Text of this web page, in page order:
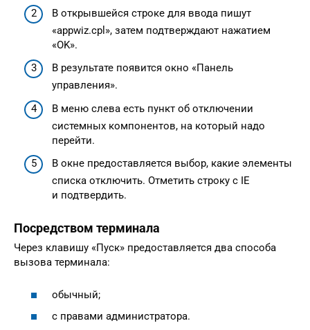
В открывшейся строке для ввода пишут
«appwiz.cpl», затем подтверждают нажатием
«OK».
В результате появится окно «Панель
управления».
В меню слева есть пункт об отключении
системных компонентов, на который надо
перейти.
В окне предоставляется выбор, какие элементы
списка отключить. Отметить строку с IE
и подтвердить.
Посредством терминала
Через клавишу «Пуск» предоставляется два способа
вызова терминала:
обычный;
с правами администратора.